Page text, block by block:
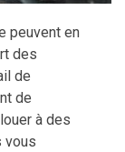
peuvent en
des
de
de
à des
vous